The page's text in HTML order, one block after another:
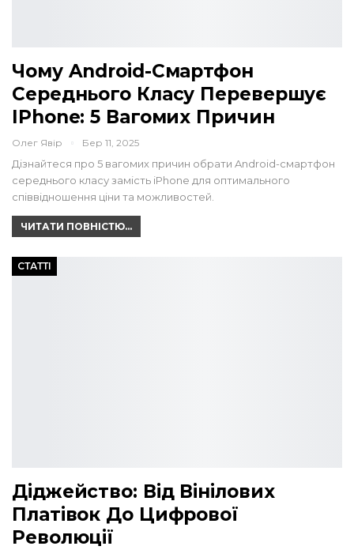
Чому Android-Смартфон
Середнього Класу Перевершує
IPhone: 5 Вагомих Причин
Олег Явір Бер 11, 2025
Дізнайтеся про 5 вагомих причин обрати Android-смартфон
середнього класу замість iPhone для оптимального
співвідношення ціни та можливостей.
ЧИТАТИ ПОВНІСТЮ...
СТАТТІ
Діджейство: Від Вінілових
Платівок До Цифрової
Революції